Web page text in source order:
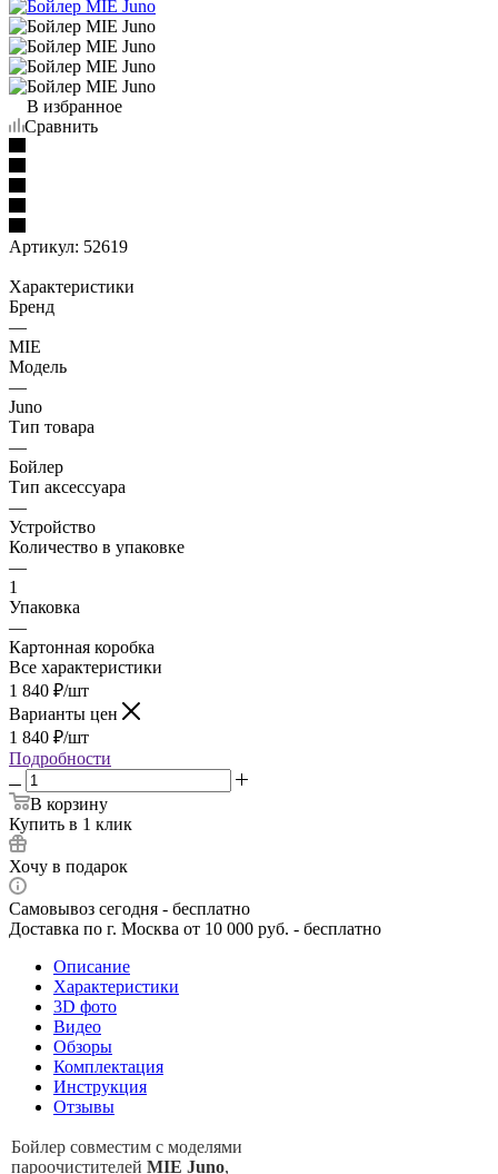
В избранное
Сравнить
Артикул: 52619
Характеристики
Бренд
—
MIE
Модель
—
Juno
Тип товара
—
Бойлер
Тип аксессуара
—
Устройство
Количество в упаковке
—
1
Упаковка
—
Картонная коробка
Все характеристики
1 840 ₽/шт
Варианты цен
1 840 ₽/шт
Подробности
В корзину
Купить в 1 клик
Хочу в подарок
Самовывоз сегодня - бесплатно
Доставка по г. Москва от 10 000 руб. - бесплатно
Описание
Характеристики
3D фото
Видео
Обзоры
Комплектация
Инструкция
Отзывы
Бойлер совместим с моделями
пароочистителей MIE Juno,